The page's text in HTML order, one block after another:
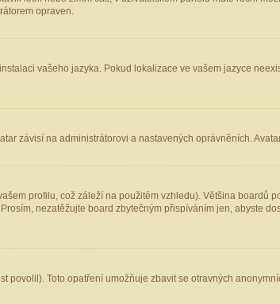
opraven.
vašeho jazyka. Pokud lokalizace ve vašem jazyce
závisí na administrátorovi a nastavených oprávněních.
profilu, což záleží na použitém vzhledu). Většina boardů
nezatěžujte board zbytečným přispíváním jen, abyste
Toto opatření umožňuje zbavit se otravných